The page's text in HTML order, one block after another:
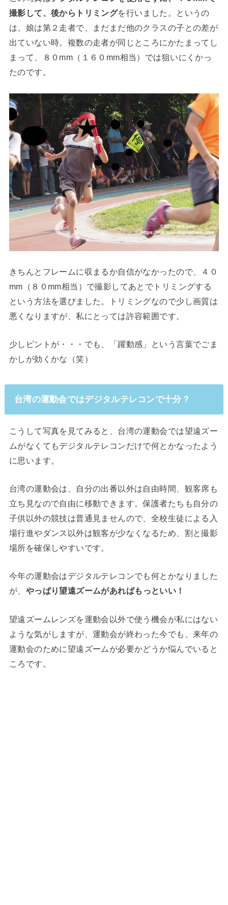
撮影して、後からトリミングを行いました。というの
は、娘は第２走者で、まだまだ他のクラスの子との差が
出ていない時。複数の走者が同じところにかたまってし
まって、８０mm（１６０mm相当）では狙いにくかっ
たのです。
きちんとフレームに収まるか自信がなかったので、４０
mm（８０mm相当）で撮影してあとでトリミングする
という方法を選びました。トリミングなので少し画質は
悪くなりますが、私にとっては許容範囲です。
少しピントが・・・でも、「躍動感」という言葉でごま
かしが効くかな（笑）
台湾の運動会ではデジタルテレコンで十分？
こうして写真を見てみると、台湾の運動会では望遠ズー
ムがなくてもデジタルテレコンだけで何とかなったよう
に思います。
台湾の運動会は、自分の出番以外は自由時間、観客席も
立ち見なので自由に移動できます。保護者たちも自分の
子供以外の競技は普通見ませんので、全校生徒による入
場行進やダンス以外は観客が少なくなるため、割と撮影
場所を確保しやすいです。
今年の運動会はデジタルテレコンでも何とかなりました
が、 やっぱり望遠ズームがあればもっといい！
望遠ズームレンズを運動会以外で使う機会が私にはない
ような気がしますが、運動会が終わった今でも、来年の
運動会のために望遠ズームが必要かどうか悩んでいると
ころです。